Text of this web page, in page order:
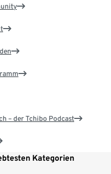
– der Tchibo Podcast
Kategorien